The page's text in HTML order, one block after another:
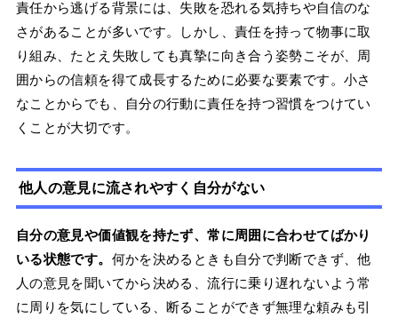
責任から逃げる背景には、失敗を恐れる気持ちや自信のな
さがあることが多いです。しかし、責任を持って物事に取
り組み、たとえ失敗しても真摯に向き合う姿勢こそが、周
囲からの信頼を得て成長するために必要な要素です。小さ
なことからでも、自分の行動に責任を持つ習慣をつけてい
くことが大切です。
他人の意見に流されやすく自分がない
自分の意見や価値観を持たず、常に周囲に合わせてばかり
いる状態です。 何かを決めるときも自分で判断できず、他
人の意見を聞いてから決める、流行に乗り遅れないよう常
に周りを気にしている、断ることができず無理な頼みも引